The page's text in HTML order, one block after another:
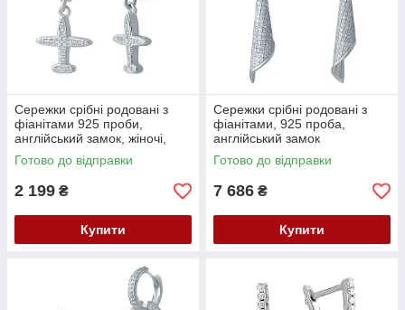
Сережки срібні родовані з
фіанітами 925 проби,
англійський замок, жіночі,
підвіски
Готово до відправки
2 199 ₴
Купити
Сережки срібні родовані з
фіанітами, 925 проба,
англійський замок
Готово до відправки
7 686 ₴
Купити